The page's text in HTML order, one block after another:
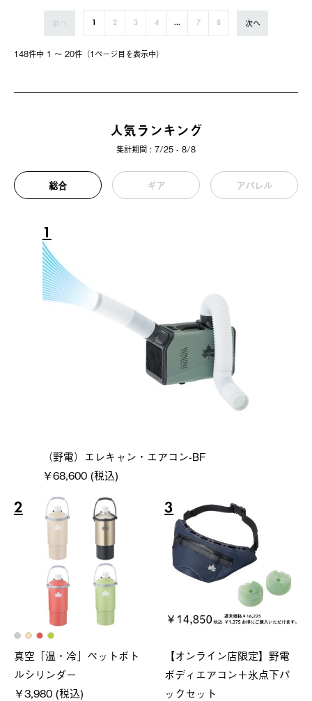
148件中 1 〜 20件（1ページ⽬を表⽰中）
前へ 1 2 3 4 ... 7 8 次へ
人気ランキング
集計期間 : 7/25 - 8/8
総合 ギア アパレル
1
（野電）エレキャン・エアコン-BF
￥68,600 (税込)
2
真空「温・冷」ペットボト
ルシリンダー
￥3,980 (税込)
3
【オンライン店限定】野電
ボディエアコン＋氷点下パ
ックセット